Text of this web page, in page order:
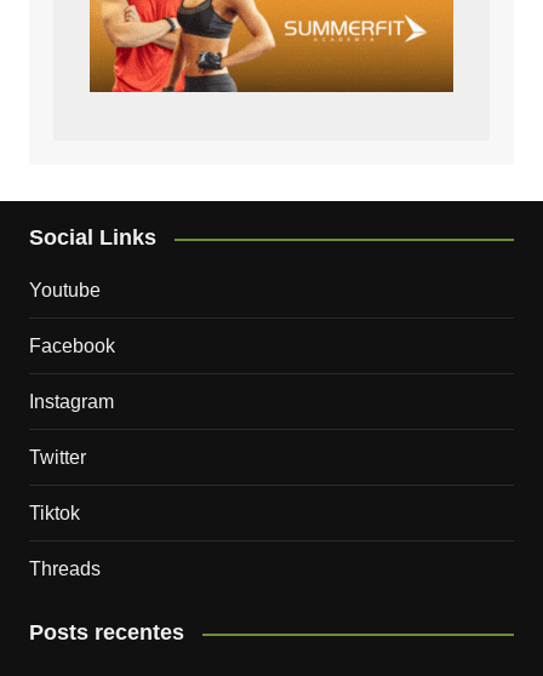
Social Links
Youtube
Facebook
Instagram
Twitter
Tiktok
Threads
Posts recentes